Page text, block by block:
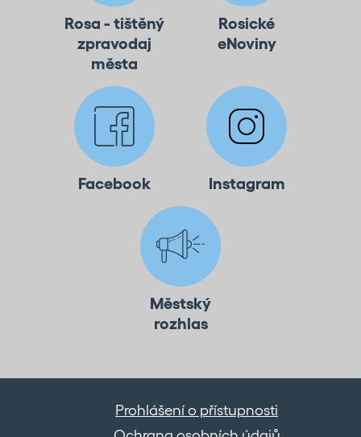
Rosa - tištěný
zpravodaj
města
Rosické
eNoviny
Facebook Instagram
Městský
rozhlas
Prohlášení o přístupnosti